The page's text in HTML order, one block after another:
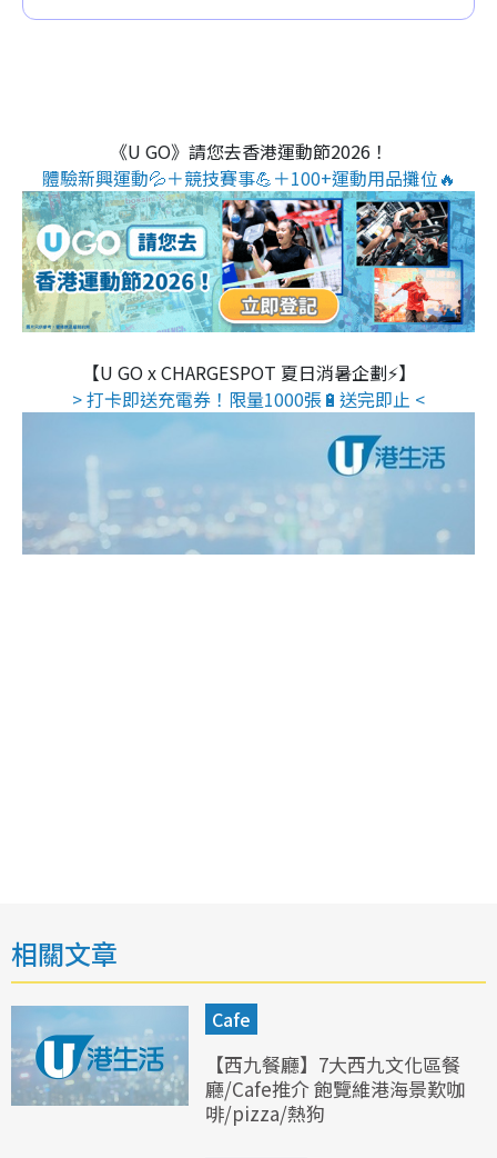
《U GO》請您去香港運動節2026！
體驗新興運動💦＋競技賽事💪＋100+運動用品攤位🔥
【U GO x CHARGESPOT 夏日消暑企劃⚡】
> 打卡即送充電券！限量1000張🔋送完即止 <
相關文章
Cafe
【西九餐廳】7大西九文化區餐
廳/Cafe推介 飽覽維港海景歎咖
啡/pizza/熱狗